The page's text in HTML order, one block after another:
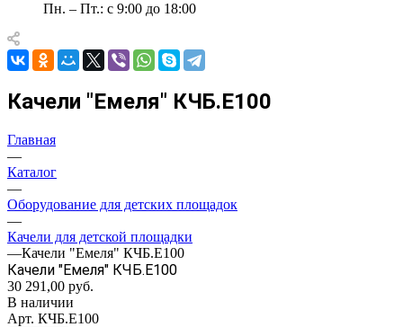
Пн. – Пт.: с 9:00 до 18:00
Качели "Емеля" КЧБ.Е100
Главная
—
Каталог
—
Оборудование для детских площадок
—
Качели для детской площадки
—Качели "Емеля" КЧБ.Е100
Качели "Емеля" КЧБ.Е100
30 291,00 руб.
В наличии
Арт. КЧБ.Е100